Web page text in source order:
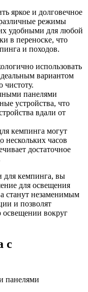
яркое и долговечное
режимы
удобными для любой
в переноске, что
и походов.
использовать
вариантом
чистоту.
панелями
устройства, что
вдали от
кемпинга могут
нескольких часов
достаточное
для кемпинга, вы
для освещения
станут незаменимым
и позволят
освещении вокруг
с
панелями